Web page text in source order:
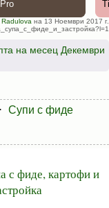
Radulova на 13 Ноември 2017 г.
на месец Декември
⋅ Супи с фиде
с фиде, картофи и